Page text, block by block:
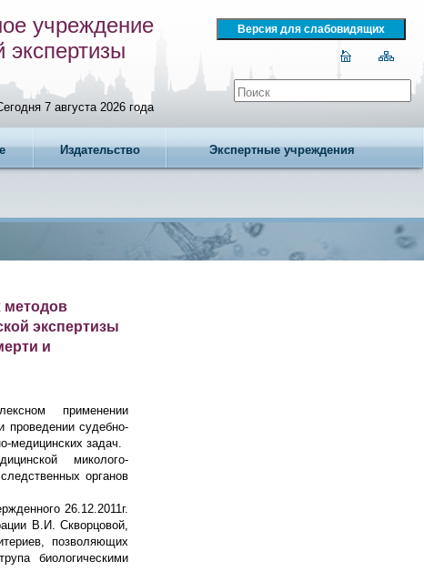
учреждение
экспертизы
7 августа 2026 года
Издательство Экспертные учреждения
методов
экспертизы
и
применении
проведении судебно-
медицинских задач.
миколого-
органов
26.12.2011г.
В.И. Скворцовой,
позволяющих
биологическими